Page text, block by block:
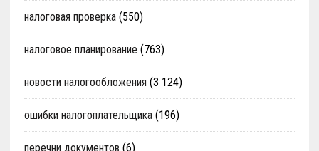
налоговая проверка(550)
налоговое планирование (763)
новости налогообложения (3 124)
ошибки налогоплательщика(196)
перечни документов (6)